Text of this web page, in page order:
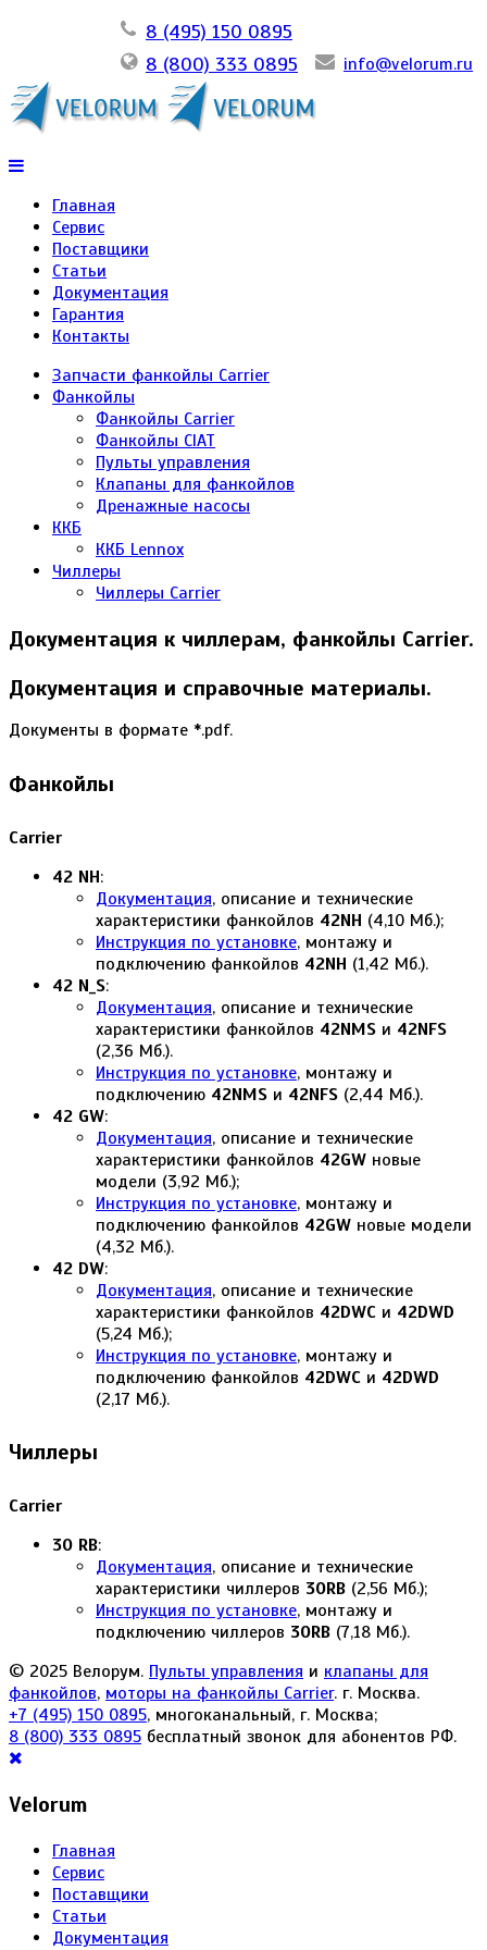
8 (495) 150 0895
8 (800) 333 0895
info@velorum.ru
Главная
Сервис
Поставщики
Статьи
Документация
Гарантия
Контакты
Запчасти фанкойлы Carrier
Фанкойлы
Фанкойлы Carrier
Фанкойлы CIAT
Пульты управления
Клапаны для фанкойлов
Дренажные насосы
ККБ
ККБ Lennox
Чиллеры
Чиллеры Carrier
Документация к чиллерам, фанкойлы Carrier.
Документация и справочные материалы.
Документы в формате *.pdf.
Фанкойлы
Carrier
42 NH:
Документация, описание и технические
характеристики фанкойлов 42NH (4,10 Мб.);
Инструкция по установке, монтажу и
подключению фанкойлов 42NH (1,42 Мб.).
42 N_S:
Документация, описание и технические
характеристики фанкойлов 42NMS и 42NFS
(2,36 Мб.).
Инструкция по установке, монтажу и
подключению 42NMS и 42NFS (2,44 Мб.).
42 GW:
Документация, описание и технические
характеристики фанкойлов 42GW новые
модели (3,92 Мб.);
Инструкция по установке, монтажу и
подключению фанкойлов 42GW новые модели
(4,32 Мб.).
42 DW:
Документация, описание и технические
характеристики фанкойлов 42DWC и 42DWD
(5,24 Мб.);
Инструкция по установке, монтажу и
подключению фанкойлов 42DWC и 42DWD
(2,17 Мб.).
Чиллеры
Carrier
30 RB:
Документация, описание и технические
характеристики чиллеров 30RB (2,56 Мб.);
Инструкция по установке, монтажу и
подключению чиллеров 30RB (7,18 Мб.).
© 2025 Велорум. Пульты управления и клапаны для
фанкойлов, моторы на фанкойлы Carrier. г. Москва.
+7 (495) 150 0895, многоканальный, г. Москва;
8 (800) 333 0895 бесплатный звонок для абонентов РФ.
Velorum
Главная
Сервис
Поставщики
Статьи
Документация